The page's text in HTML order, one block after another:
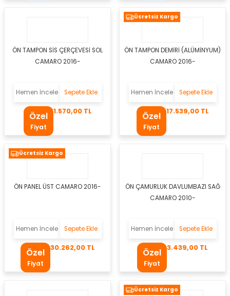
Yağ Filtresi
ÖN TAMPON SİS ÇERÇEVESİ SOL
CAMARO 2016-
Hemen İncele Sepete Ekle
Özel
Fiyat
1.570,00 TL
Ücretsiz Kargo
ÖN TAMPON DEMİRİ (ALÜMİNYUM)
CAMARO 2016-
Hemen İncele Sepete Ekle
Özel
Fiyat
17.539,00 TL
Ücretsiz Kargo
ÖN PANEL ÜST CAMARO 2016-
Hemen İncele Sepete Ekle
Özel
Fiyat
30.262,00 TL
ÖN ÇAMURLUK DAVLUMBAZI SAĞ
CAMARO 2010-
Hemen İncele Sepete Ekle
Özel
Fiyat
3.439,00 TL
Ücretsiz Kargo